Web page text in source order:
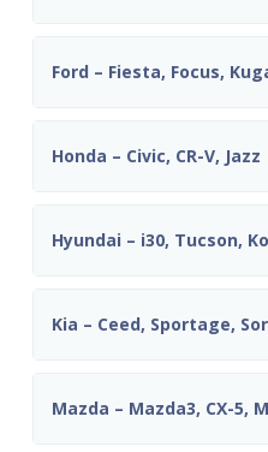
Ford – Fiesta, Focus,
Honda – Civic, CR-V, Jazz
Hyundai – i30, Tucson,
Kia – Ceed, Sportage,
Mazda – Mazda3, CX-5,